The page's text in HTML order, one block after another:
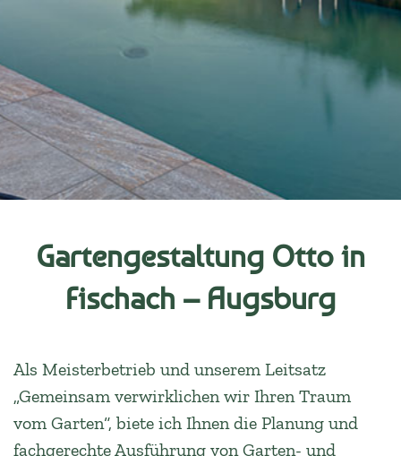
Gartengestaltung Otto in
Fischach – Augsburg
Als Meisterbetrieb und unserem Leitsatz
„Gemeinsam verwirklichen wir Ihren Traum
vom Garten“, biete ich Ihnen die Planung und
fachgerechte Ausführung von Garten- und